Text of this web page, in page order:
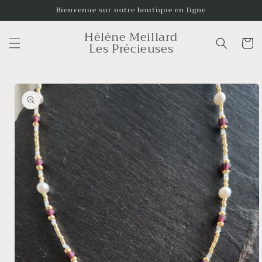
au
Bienvenue sur notre boutique en ligne
Hélène Meillard
Les Précieuses Panier
Passer aux
informations
produits